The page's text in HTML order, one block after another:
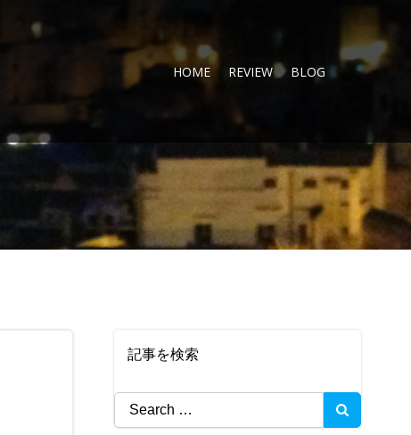
HOME REVIEW BLOG
記事を検索
Search
for: